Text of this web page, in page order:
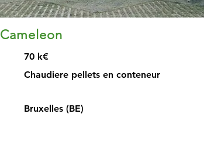
Cameleon
70 k€
Chaudiere pellets en conteneur
Bruxelles (BE)